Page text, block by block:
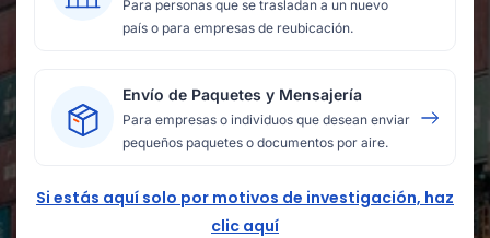
Para personas que se trasladan a un nuevo
país o para empresas de reubicación.
Envío de Paquetes y Mensajería
Para empresas o individuos que desean enviar
pequeños paquetes o documentos por aire.
Si estás aquí solo por motivos de investigación, haz
clic aquí